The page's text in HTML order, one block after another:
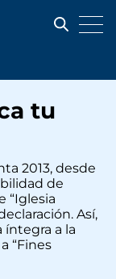
tu
2013, desde
de
“Iglesia
Así,
íntegra a la
“Fines